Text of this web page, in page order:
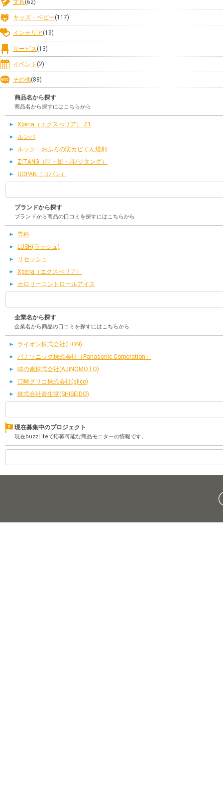
文具(62)
キッズ・ベビー(117)
インテリア(19)
サービス (13)
イベント (2)
その他(88)
商品名から探す
商品名から探すにはこちらから
Xperia（エクスぺリア） Z1
ルンバ
ルック おふろの防カビくん煙剤
ZITANG（時・短・具/ジタング）
GOPAN（ゴパン）
ブランドから探す
ブランドから商品の口コミを探すにはこちらから
専科
LUSH(ラッシュ)
リセッシュ
Xperia（エクスぺリア）
カロリーコントロールアイス
企業名から探す
企業名から商品の口コミを探すにはこちらから
ライオン株式会社(LION)
パナソニック株式会社（Panasonic Corporation）
味の素株式会社(AJINOMOTO)
江崎グリコ株式会社(glico)
株式会社資生堂(SHISEIDO)
現在募集中のプロジェクト
現在buzzLifeで応募可能な商品モニターの情報です。